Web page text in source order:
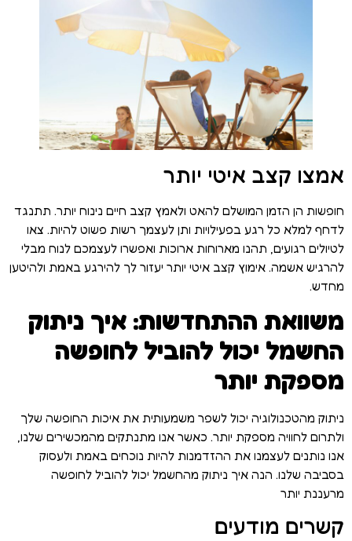
אמצו קצב איטי יותר
חופשות הן הזמן המושלם להאט ולאמץ קצב חיים נינוח יותר. תתנגד
לדחף למלא כל רגע בפעילויות ותן לעצמך רשות פשוט להיות. צאו
לטיולים רגועים, תהנו מארוחות ארוכות ואפשרו לעצמכם לנוח מבלי
להרגיש אשמה. אימוץ קצב איטי יותר יעזור לך להירגע באמת ולהיטען
מחדש.
משוואת ההתחדשות: איך ניתוק
החשמל יכול להוביל לחופשה
מספקת יותר
ניתוק מהטכנולוגיה יכול לשפר משמעותית את איכות החופשה שלך
ולתרום לחוויה מספקת יותר. כאשר אנו מתנתקים מהמכשירים שלנו,
אנו נותנים לעצמנו את ההזדמנות להיות נוכחים באמת ולעסוק
בסביבה שלנו. הנה איך ניתוק מהחשמל יכול להוביל לחופשה
מרעננת יותר
קשרים מודעים